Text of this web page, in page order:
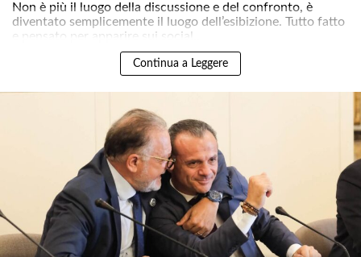
Non è più il luogo della discussione e del confronto, è
diventato semplicemente il luogo dell’esibizione. Tutto fatto
e pensato per apparire sui social..
Continua a Leggere